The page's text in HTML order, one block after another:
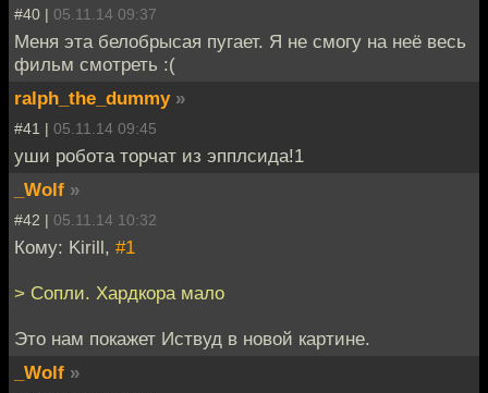
#40 | 05.11.14 09:37
Меня эта белобрысая пугает. Я не смогу на неё весь
фильм смотреть :(
ralph_the_dummy »
#41 | 05.11.14 09:45
уши робота торчат из эпплсида!1
_Wolf »
#42 | 05.11.14 10:32
Кому: Kirill, #1
> Сопли. Хардкора мало
Это нам покажет Иствуд в новой картине.
_Wolf »